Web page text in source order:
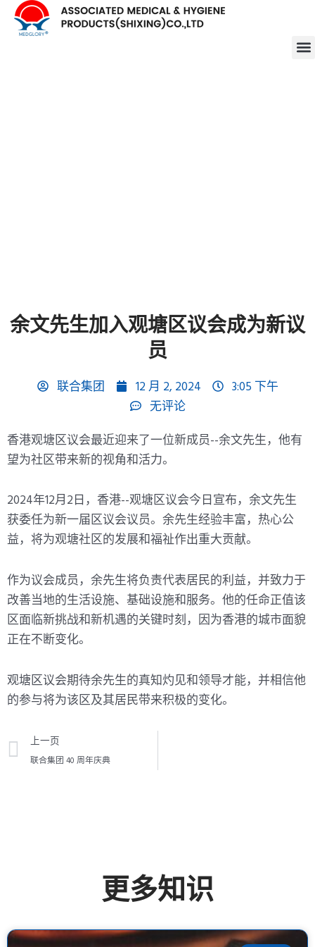
余文先生加入观塘区议会成为新议
员
联合集团 12 月 2, 2024
3:05 下午
无评论
香港观塘区议会最近迎来了一位新成员--余文先生，他有
望为社区带来新的视角和活力。
2024年12月2日，香港--观塘区议会今日宣布，余文先生
获委任为新一届区议会议员。余先生经验丰富，热心公
益，将为观塘社区的发展和福祉作出重大贡献。
作为议会成员，余先生将负责代表居民的利益，并致力于
改善当地的生活设施、基础设施和服务。他的任命正值该
区面临新挑战和新机遇的关键时刻，因为香港的城市面貌
正在不断变化。
观塘区议会期待余先生的真知灼见和领导才能，并相信他
的参与将为该区及其居民带来积极的变化。
上一页
上一页
联合集团 40 周年庆典
更多知识